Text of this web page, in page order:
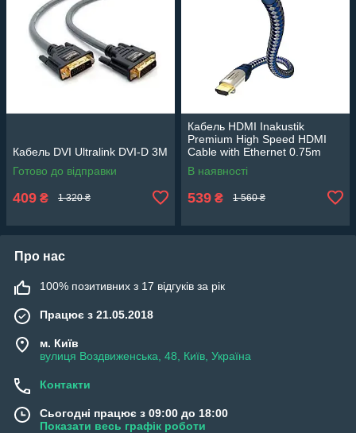
Кабель DVI Ultralink DVI-D 3М
Готово до відправки
409 ₴ 1 320 ₴
Кабель HDMI Inakustik
Premium High Speed HDMI
Cable with Ethernet 0.75m
В наявності
539 ₴ 1 560 ₴
Про нас
100% позитивних з 17 відгуків за рік
Працює з 21.05.2018
м. Київ
вулиця Воздвиженська, 48, Київ, Україна
Контакти
Сьогодні працює з 09:00 до 18:00
Показати весь графік роботи